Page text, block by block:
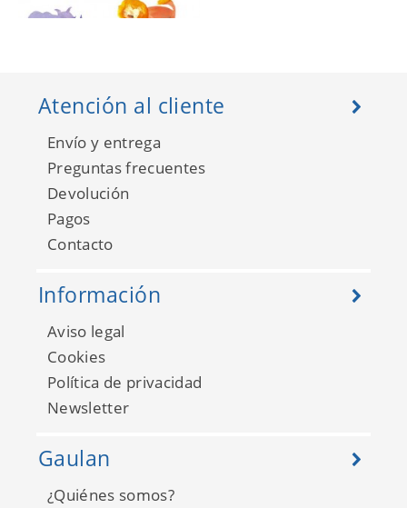
Pint Pintame un Cuento
Atención al cliente
Envío y entrega
Preguntas frecuentes
Devolución
Pagos
Contacto
Información
Aviso legal
Cookies
Política de privacidad
Newsletter
Gaulan
¿Quiénes somos?